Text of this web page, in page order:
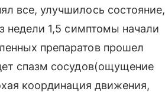
все, улучшилось состояние,
недели 1,5 симптомы начали
препаратов прошел
спазм сосудов(ощущение
координация движения,